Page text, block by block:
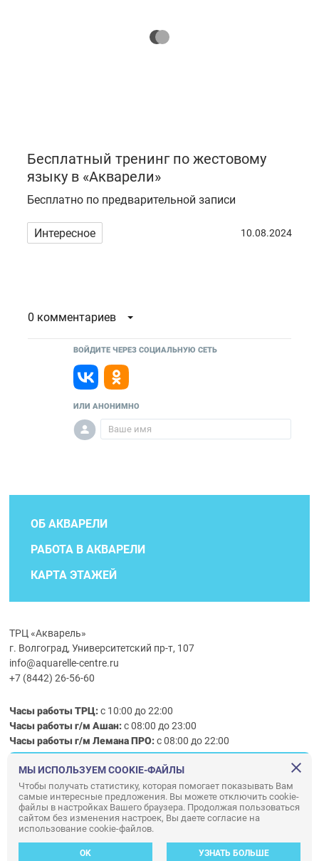
Бесплатный тренинг по жестовому
языку в «Акварели»
Бесплатно по предварительной записи
Интересное 10.08.2024
0 комментариев
ВОЙДИТЕ ЧЕРЕЗ СОЦИАЛЬНУЮ СЕТЬ
ИЛИ АНОНИМНО
ОБ АКВАРЕЛИ
РАБОТА В АКВАРЕЛИ
КАРТА ЭТАЖЕЙ
ТРЦ «Акварель»
г. Волгоград, Университетский пр-т, 107
info@aquarelle-centre.ru
+7 (8442) 26-56-60
Часы работы ТРЦ:с 10:00 до 22:00
Часы работы г/м Ашан:с 08:00 до 23:00
Часы работыг/мЛемана ПРО:с 08:00 до 22:00
Правила посещения ТРЦ «Акварель»
ООО «АКВАРЕЛЬ»
© ООО «Акварель» 2010–2026. All right reserved.
Дизайн концепция сайта —
Адаптивный дизайн и программирование —34 ВЕБ
МЫ ИСПОЛЬЗУЕМ COOKIE-ФАЙЛЫ
Чтобы получать статистику, которая помогает показывать Вам
самые интересные предложения. Вы можете отключить cookie-
файлы в настройках Вашего браузера. Продолжая пользоваться
сайтом без изменения настроек, Вы даете согласие на
использование cookie-файлов.
OK УЗНАТЬ БОЛЬШЕ